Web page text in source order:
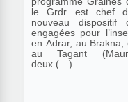
le Grdr est chef
nouveau dispositif
engagées pour
en Adrar, au
au Tagant
deux (…)...